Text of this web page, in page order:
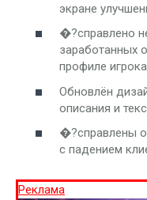
экране
�?справлено
заработанных
профиле
Обновлён
описания и
�?справлены
с падением
Реклама